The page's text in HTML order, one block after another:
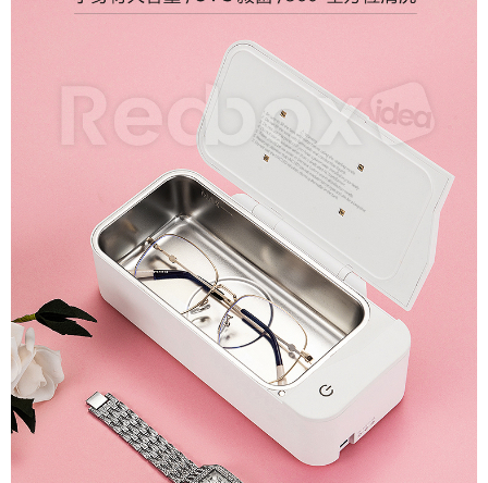
醒簡訊。
帳／街口支付／iPASS MONEY」等通路繳費。
【注意事項】
1.本服務係由「台灣大哥大股份有限公司」（以下簡稱本公司）所提供，讓
用戶於交易時，得透過本服務購買商品或服務，並由商店將買賣／分期付款
買賣價金債權讓與本公司後，依約使用本公司帳單繳交帳款。
2.基於同意付款使用「大哥付你分期」之契約關係目的，商店將以您的個人
資料（包含姓名、電話或地址）提供予台灣大哥大進項蒐集、處理及利用，
由本公司與您本人進行分期帳單所需資料之確認、核對及更正。
3.完整用戶服務條款，請詳閱以下連結：https://oppay.tw/userRule
結帳頁面，進行簡訊認證並確認金額後，即可完成結帳。
２．訂單成立數日內，您將收到繳費通知簡訊。
３．收到繳費通知簡訊後14天內，點擊此簡訊中的連結，可透過四大超商／
ATM／網路銀行／等多元方式進行付款，方視為交易完成。
※ 請注意：結帳手續完成當下不需立刻繳費，但若您需要取消訂單，請聯絡
購買商品的店家。未經商家同意取消之訂單仍視為有效，需透過AFTEE先享
※ 交易是否成功請以「AFTEE先享後付 」之結帳頁面顯示為準，若有關於
是否繳費成功／繳費後需取消欲退款等相關疑問，請聯繫「AFTEE先享後付
客戶支援中心」https://netprotections.freshdesk.com/support/home
【注意事項】
１．透過由恩沛科技股份有限公司提供之「AFTEE先享後付」服務完成之交
易，需依本服務之必要範圍內提供個人資料，並將交易相關給付款項請求債
權轉讓予恩沛科技股份有限公司。
２．關於個人資料處理事宜，請瀏覽以下網址：
https://aftee.tw/terms/#terms3
３．未成年的使用者請事先徵得法定代理人或監護人之同意方可使用
「AFTEE先享後付」，若未經同意申辦者引起之損失，本公司不負相關責
任。
４．使用「AFTEE先享後付」時，將依據個別帳號之用戶狀況，依本公司即
時審查核予不同之上限額度；若仍有額度不足之情形，本公司將視審查結果
請求用戶進行身份認證。
每筆NT$70，滿NT$899(含以上)免運費
每筆NT$100，滿NT$1,000(含以上)免運費
京站台北店客服中心(1F星巴克旁) 即日起不提供京站紙袋，取件時
請自備購物袋，若需購買紙袋可現場詢問
免運費